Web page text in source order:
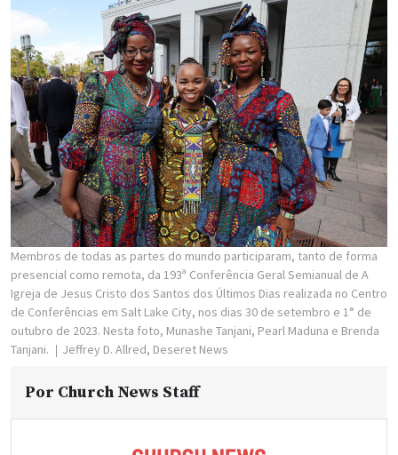
Membros de todas as partes do mundo participaram, tanto de forma
presencial como remota, da 193ª Conferência Geral Semianual de A
Igreja de Jesus Cristo dos Santos dos Últimos Dias realizada no Centro
de Conferências em Salt Lake City, nos dias 30 de setembro e 1° de
outubro de 2023. Nesta foto, Munashe Tanjani, Pearl Maduna e Brenda
Tanjani.
Jeffrey D. Allred, Deseret News
Por Church News Staff